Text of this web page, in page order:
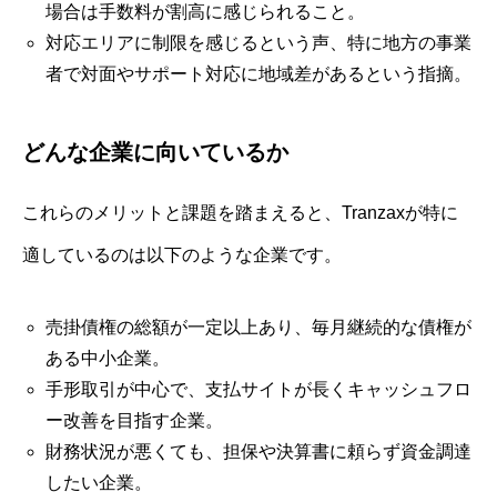
場合は手数料が割高に感じられること。
対応エリアに制限を感じるという声、特に地方の事業
者で対面やサポート対応に地域差があるという指摘。
どんな企業に向いているか
これらのメリットと課題を踏まえると、Tranzaxが特に
適しているのは以下のような企業です。
売掛債権の総額が一定以上あり、毎月継続的な債権が
ある中小企業。
手形取引が中心で、支払サイトが長くキャッシュフロ
ー改善を目指す企業。
財務状況が悪くても、担保や決算書に頼らず資金調達
したい企業。